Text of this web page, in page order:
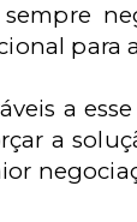
para
a
a